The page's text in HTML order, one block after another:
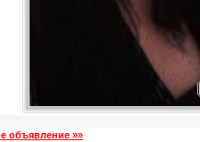
объявление »»